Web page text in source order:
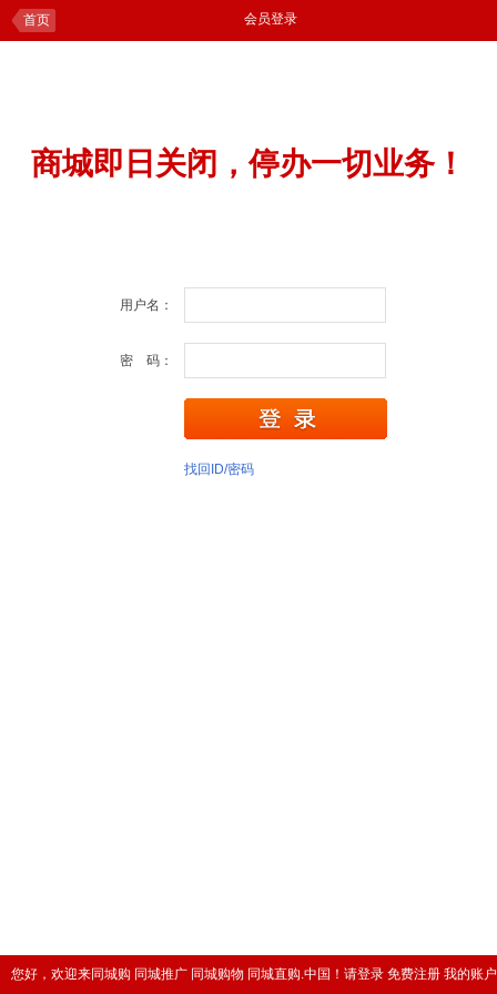
您好，欢迎来同城购 同城推广 同城购物 同城直购.中国！ 请登录 免费注册 我的账户
首页 会员登录
商城即日关闭，停办一切业务！
用户名：
密 码：
找回ID/密码